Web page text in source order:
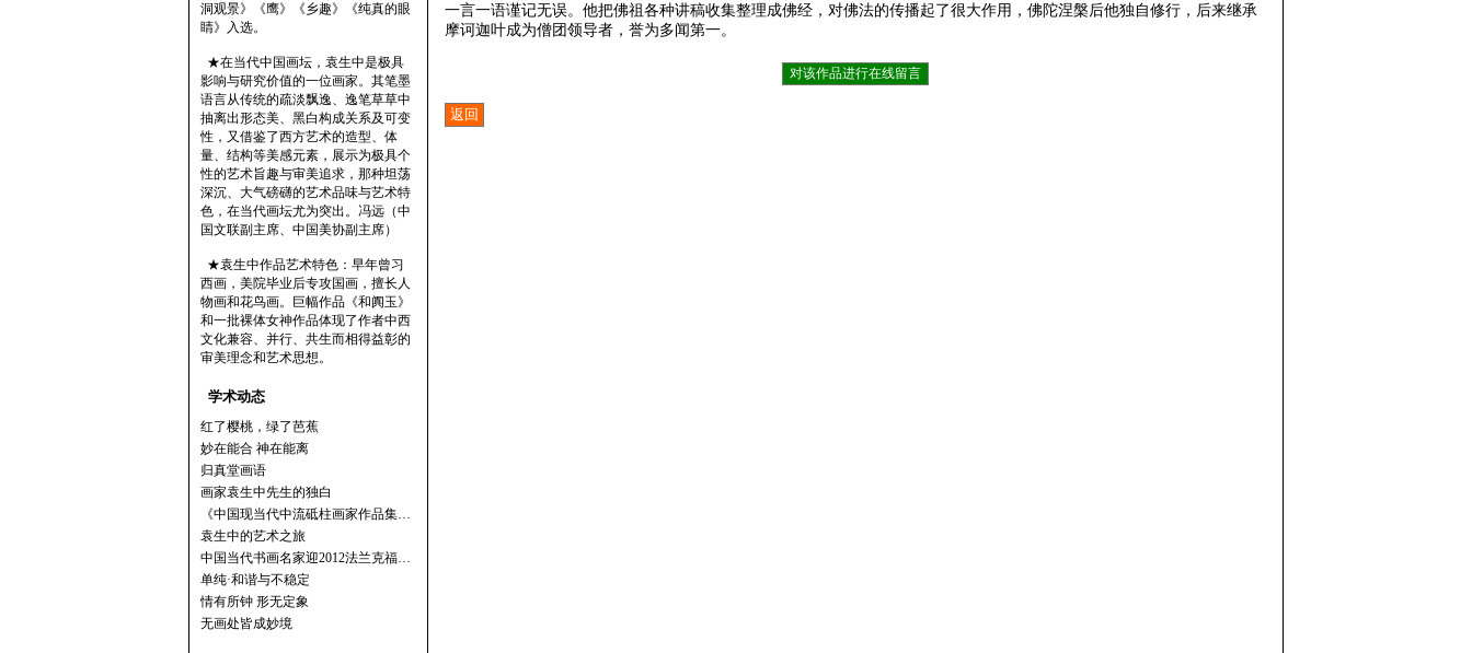
洞观景》《鹰》《乡趣》《纯真的眼
睛》入选。
★在当代中国画坛，袁生中是极具
影响与研究价值的一位画家。其笔墨
语言从传统的疏淡飘逸、逸笔草草中
抽离出形态美、黑白构成关系及可变
性，又借鉴了西方艺术的造型、体
量、结构等美感元素，展示为极具个
性的艺术旨趣与审美追求，那种坦荡
深沉、大气磅礴的艺术品味与艺术特
色，在当代画坛尤为突出。冯远（中
国文联副主席、中国美协副主席）
★袁生中作品艺术特色：早年曾习
西画，美院毕业后专攻国画，擅长人
物画和花鸟画。巨幅作品《和阗玉》
和一批裸体女神作品体现了作者中西
文化兼容、并行、共生而相得益彰的
审美理念和艺术思想。
学术动态
红了樱桃，绿了芭蕉
妙在能合 神在能离
归真堂画语
画家袁生中先生的独白
《中国现当代中流砥柱画家作品集…
袁生中的艺术之旅
中国当代书画名家迎2012法兰克福…
单纯·和谐与不稳定
情有所钟 形无定象
无画处皆成妙境
一言一语谨记无误。他把佛祖各种讲稿收集整理成佛经，对佛法的传播起了很大作用，佛陀涅槃后他独自修行，后来继承
摩诃迦叶成为僧团领导者，誉为多闻第一。